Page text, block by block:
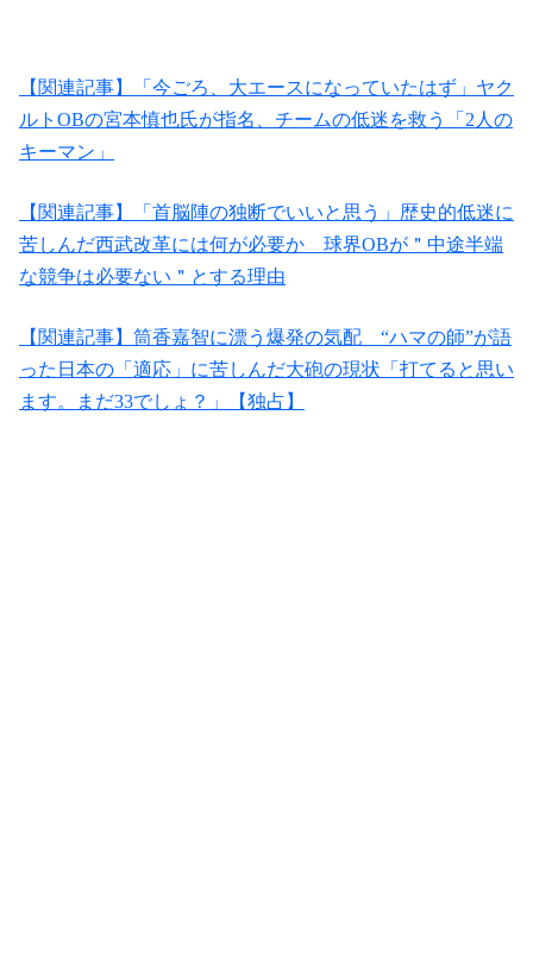
【関連記事】「今ごろ、大エースになっていたはず」ヤク
ルトOBの宮本慎也氏が指名、チームの低迷を救う「2人の
キーマン」
【関連記事】「首脳陣の独断でいいと思う」歴史的低迷に
苦しんだ西武改革には何が必要か 球界OBが＂中途半端
な競争は必要ない＂とする理由
【関連記事】筒香嘉智に漂う爆発の気配 “ハマの師”が語
った日本の「適応」に苦しんだ大砲の現状「打てると思い
ます。まだ33でしょ？」【独占】